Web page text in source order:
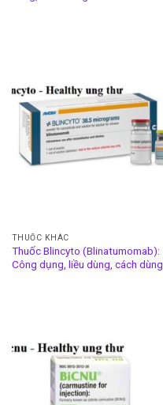
THUỐC KHÁC
Thuốc Blincyto (Blinatumomab):
Công dụng, liều dùng, cách dùng